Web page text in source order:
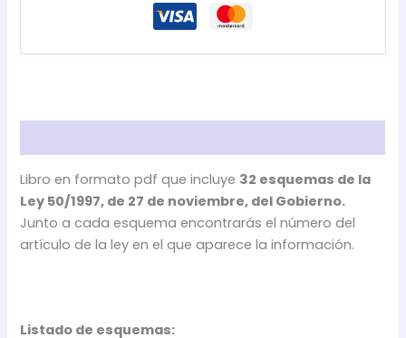
cantidad
Libro en formato pdf que incluye 32 esquemas de la
Ley 50/1997, de 27 de noviembre, del Gobierno.
Junto a cada esquema encontrarás el número del
artículo de la ley en el que aparece la información.
Listado de esquemas: